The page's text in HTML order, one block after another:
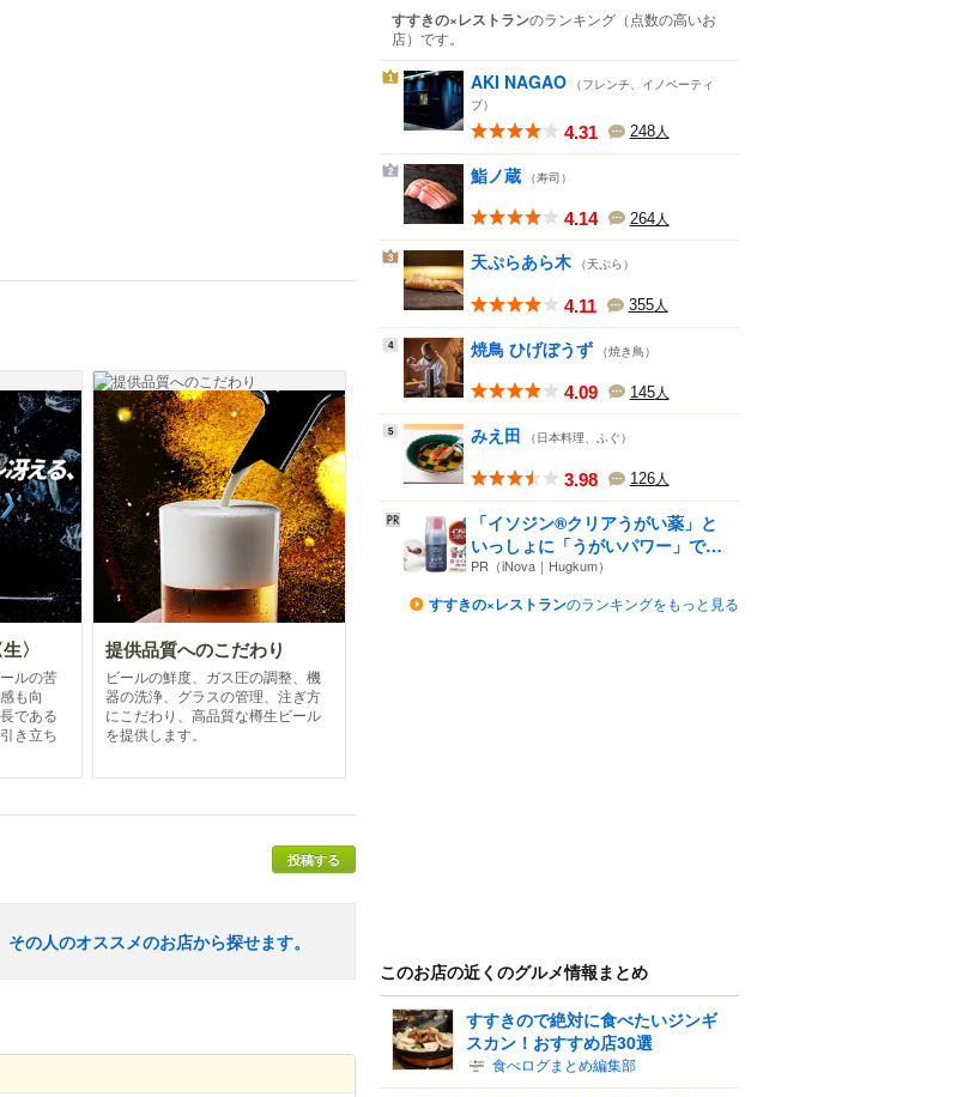
〉
ルの苦
も向
である
き立ち
提供品質へのこだわり
ビールの鮮度、ガス圧の調整、機
器の洗浄、グラスの管理、注ぎ方
にこだわり、高品質な樽生ビール
を提供します。
投稿する
の人のオススメのお店から探せます。
すすきの×レストランのランキング （点数の高いお
店） です。
1 AKI NAGAO （フレンチ、イノベーティ
ブ）
4.31 248人
2 鮨ノ蔵 （寿司）
4.14 264人
3 天ぷらあら木 （天ぷら）
4.11 355人
4 焼鳥 ひげぼうず （焼き鳥）
4.09 145人
5 みえ田 （日本料理、ふぐ）
3.98 126人
「イソジン®クリアうがい薬」と
いっしょに「うがいパワー」で
一...
PR（iNova｜Hugkum）
すすきの×レストランのランキングをもっと見る
このお店の近くのグルメ情報まとめ
すすきので絶対に食べたいジンギ
スカン！おすすめ店30選
食べログまとめ編集部